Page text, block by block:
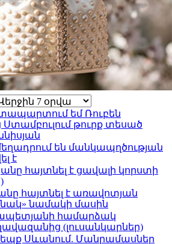
եմ Ռուբեն
Ստամբուլում թուրք տեսած
են մանկապղծության
է
հայտնել է ցավալի կորստի
հայտնել է առավոտյան
նամակի մասին
համարձակ
(լուսանկարներ)
Սևանում. Մանրամասներ